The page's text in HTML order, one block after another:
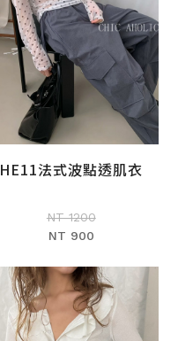
加入購物車
HE11法式波點透肌衣
NT 1200
NT 900